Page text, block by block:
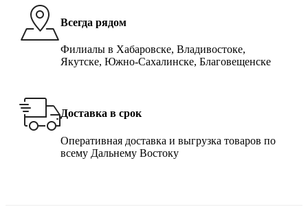
Всегда рядом
Филиалы в Хабаровске, Владивостоке,
Якутске, Южно-Сахалинске, Благовещенске
Доставка в срок
Оперативная доставка и выгрузка товаров по
всему Дальнему Востоку